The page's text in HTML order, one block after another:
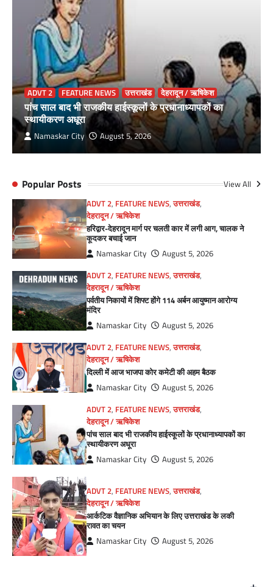
ADVT 2 FEATURE NEWS उत्तराखंड देहरादून / ऋषिकेश
पांच साल बाद भी राजकीय हाईस्कूलों के प्रधानाध्यापकों का
स्थायीकरण अधूरा
Namaskar City August 5, 2026
Popular Posts View All
ADVT 2, FEATURE NEWS,उत्तराखंड,
देहरादून / ऋषिकेश
हरिद्वार-देहरादून मार्ग पर चलती कार में लगी आग, चालक ने
कूदकर बचाई जान
Namaskar City
August 5, 2026
ADVT 2, FEATURE NEWS,उत्तराखंड,
देहरादून / ऋषिकेश
पर्वतीय निकायों में शिफ्ट होंगे 114 अर्बन आयुष्मान आरोग्य
मंदिर
Namaskar City
August 5, 2026
ADVT 2, FEATURE NEWS,उत्तराखंड,
देहरादून / ऋषिकेश
दिल्ली में आज भाजपा कोर कमेटी की अहम बैठक
Namaskar City
August 5, 2026
ADVT 2, FEATURE NEWS,उत्तराखंड,
देहरादून / ऋषिकेश
पांच साल बाद भी राजकीय हाईस्कूलों के प्रधानाध्यापकों का
स्थायीकरण अधूरा
Namaskar City August 5, 2026
ADVT 2, FEATURE NEWS,उत्तराखंड,
देहरादून / ऋषिकेश
आर्कटिक वैज्ञानिक अभियान के लिए उत्तराखंड के लकी
रावत का चयन
Namaskar City August 5, 2026